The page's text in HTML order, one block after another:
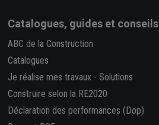
Catalogues, guides et conseils
ABC de la Construction
Catalogues
Je réalise mes travaux - Solutions
Construire selon la RE2020
Déclaration des performances (Dop)